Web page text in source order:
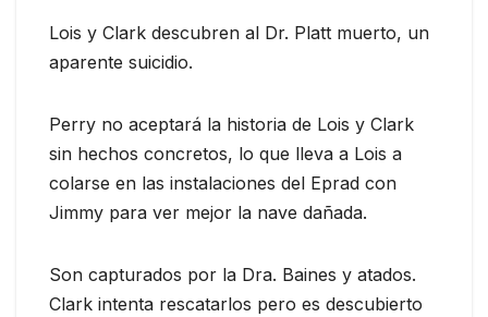
Lois y Clark descubren al Dr. Platt muerto, un
aparente suicidio.
Perry no aceptará la historia de Lois y Clark
sin hechos concretos, lo que lleva a Lois a
colarse en las instalaciones del Eprad con
Jimmy para ver mejor la nave dañada.
Son capturados por la Dra. Baines y atados.
Clark intenta rescatarlos pero es descubierto